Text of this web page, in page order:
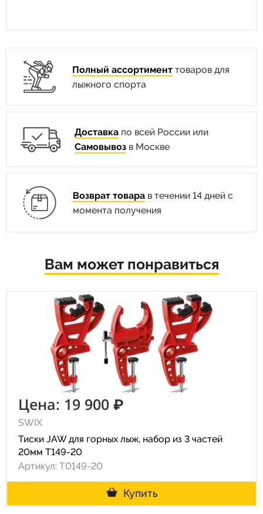
Полный ассортимент товаров для
лыжного спорта
Доставка по всей России или
Самовывоз в Москве
Возврат товарав течении 14 дней с
момента получения
Вам может понравиться
Цена: 19 900 ₽
SWIX
Тиски JAW для горных лыж, набор из 3 частей
20мм T149-20
Артикул: T0149-20
Купить